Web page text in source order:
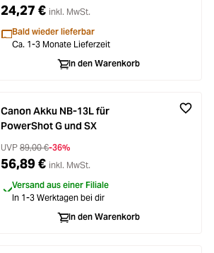
24,27 € inkl. MwSt.
Bald wieder lieferbar
Ca. 1-3 Monate Lieferzeit
In den Warenkorb
Canon Akku NB-13L für
PowerShot G und SX
UVP 89,00 €-36%
56,89 € inkl. MwSt.
Versand aus einer Filiale
In 1-3 Werktagen bei dir
In den Warenkorb